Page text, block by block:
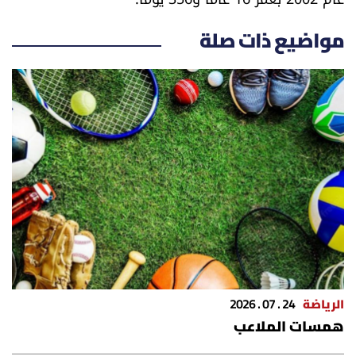
مواضيع ذات صلة
الرياضة 24 . 07 . 2026
همسات الملاعب